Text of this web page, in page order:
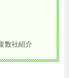
数社紹介